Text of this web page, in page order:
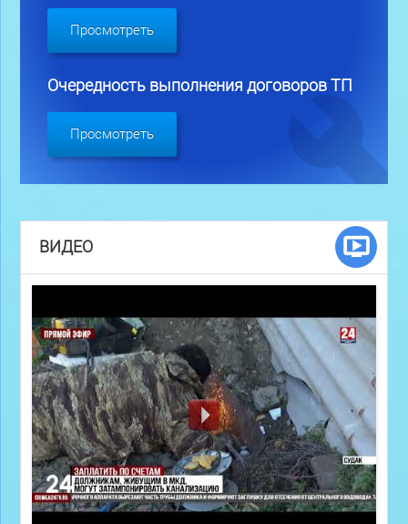
Просмотреть
Очередность выполнения договоров ТП
Просмотреть
ВИДЕО